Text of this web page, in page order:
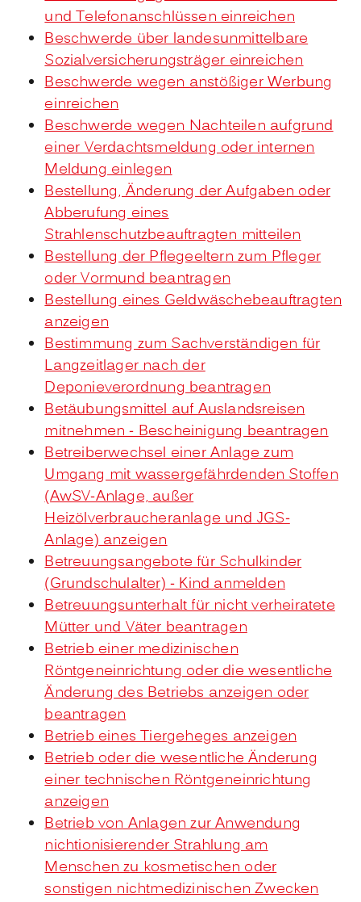
und Telefonanschlüssen einreichen
Beschwerde über landesunmittelbare
Sozialversicherungsträger einreichen
Beschwerde wegen anstößiger Werbung
einreichen
Beschwerde wegen Nachteilen aufgrund
einer Verdachtsmeldung oder internen
Meldung einlegen
Bestellung, Änderung der Aufgaben oder
Abberufung eines
Strahlenschutzbeauftragten mitteilen
Bestellung der Pflegeeltern zum Pfleger
oder Vormund beantragen
Bestellung eines Geldwäschebeauftragten
anzeigen
Bestimmung zum Sachverständigen für
Langzeitlager nach der
Deponieverordnung beantragen
Betäubungsmittel auf Auslandsreisen
mitnehmen - Bescheinigung beantragen
Betreiberwechsel einer Anlage zum
Umgang mit wassergefährdenden Stoffen
(AwSV-Anlage, außer
Heizölverbraucheranlage und JGS-
Anlage) anzeigen
Betreuungsangebote für Schulkinder
(Grundschulalter) - Kind anmelden
Betreuungsunterhalt für nicht verheiratete
Mütter und Väter beantragen
Betrieb einer medizinischen
Röntgeneinrichtung oder die wesentliche
Änderung des Betriebs anzeigen oder
beantragen
Betrieb eines Tiergeheges anzeigen
Betrieb oder die wesentliche Änderung
einer technischen Röntgeneinrichtung
anzeigen
Betrieb von Anlagen zur Anwendung
nichtionisierender Strahlung am
Menschen zu kosmetischen oder
sonstigen nichtmedizinischen Zwecken